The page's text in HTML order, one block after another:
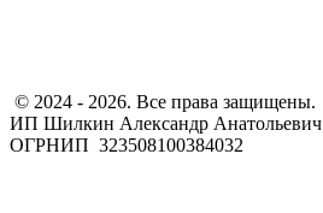
​ © 2024 - 2026. Все права защищены.
ИП Шилкин Александр Анатольевич
ОГРНИП 323508100384032